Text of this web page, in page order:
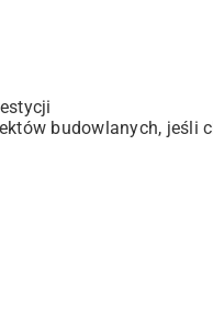
budowlanych,